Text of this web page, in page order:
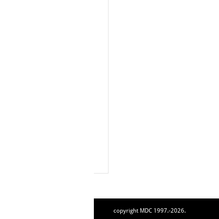
copyright MDC 1997.-2026.